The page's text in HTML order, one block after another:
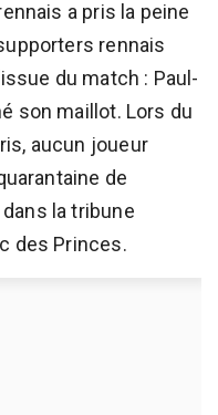
a pris la peine
rennais
du match : Paul-
son maillot. Lors du
aucun joueur
de
la tribune
des Princes.